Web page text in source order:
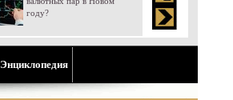
году?
Энциклопедия